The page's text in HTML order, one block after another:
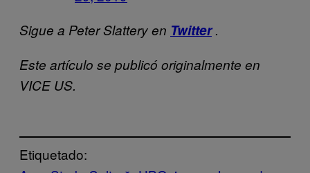
Sigue a Peter Slattery en Twitter.
Este artículo se publicó originalmente en
VICE US.
Etiquetado: